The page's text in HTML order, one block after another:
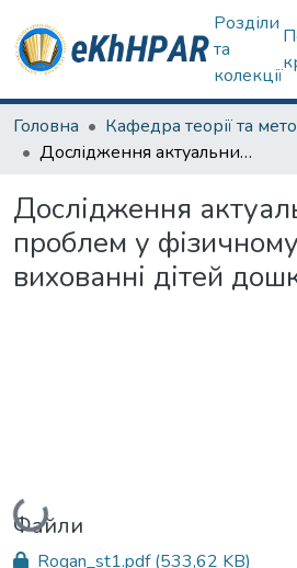
Розділи
та
колекції
Головна
Дослідження актуальних проблем у фізичному і духовному вихованні дітей дошкільного віку
Дослідження
проблем у
вихованні дітей
Вантажиться...
Файли
Rogan_st1.pdf(533,62 KB)